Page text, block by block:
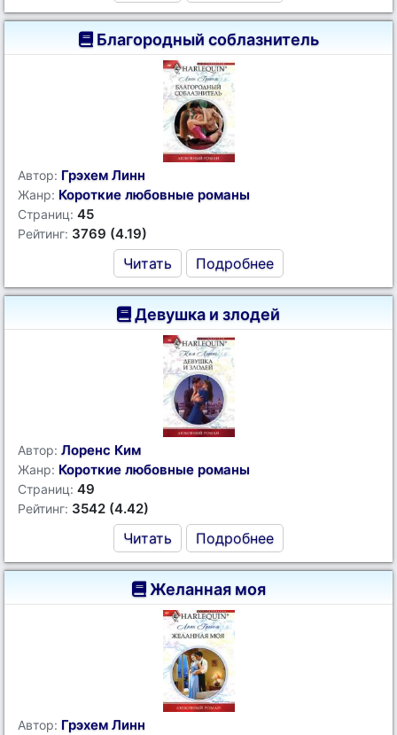
Благородный соблазнитель
Автор: Грэхем Линн
Жанр: Короткие любовные романы
Страниц: 45
Рейтинг: 3769 (4.19)
Читать Подробнее
Девушка и злодей
Автор: Лоренс Ким
Жанр: Короткие любовные романы
Страниц: 49
Рейтинг: 3542 (4.42)
Читать Подробнее
Желанная моя
Автор: Грэхем Линн